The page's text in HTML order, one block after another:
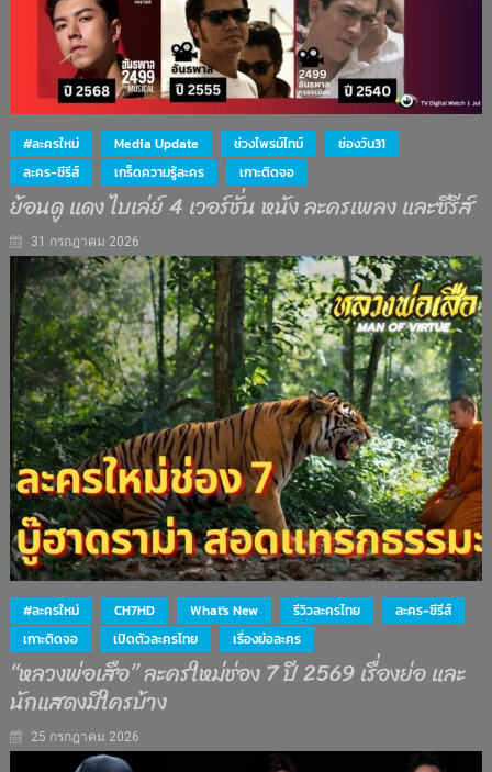
#ละครใหม่ Media Update ช่วงไพรม์ไทม์
ช่องวัน31
ละคร-ซีรีส์
เกร็ดความรู้ละคร เกาะติดจอ
ย้อนดู แดง ไบเล่ย์ 4 เวอร์ชั่น หนัง ละครเพลง และซีรีส์
31 กรกฎาคม 2026
#ละครใหม่ CH7HD What's New รีวิวละครไทย
ละคร-ซีรีส์
เกาะติดจอ
เปิดตัวละครไทย เรื่องย่อละคร
“หลวงพ่อเสือ” ละครใหม่ช่อง 7 ปี 2569 เรื่องย่อ และ
นักแสดงมีใครบ้าง
25 กรกฎาคม 2026